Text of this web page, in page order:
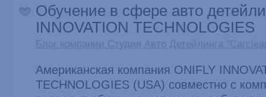
Обучение в сфере авто
INNOVATION TECHNOLOGIES
Блог компании Студия Авто Детейлинга
Американская компания ONIFLY
TECHNOLOGIES (USA) совместно с